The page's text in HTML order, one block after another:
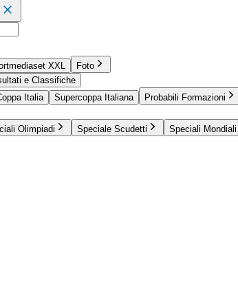
XXL
Foto
e Classifiche
Italia Supercoppa Italiana Probabili Formazioni
Olimpiadi Speciale Scudetti Speciali Mondiali